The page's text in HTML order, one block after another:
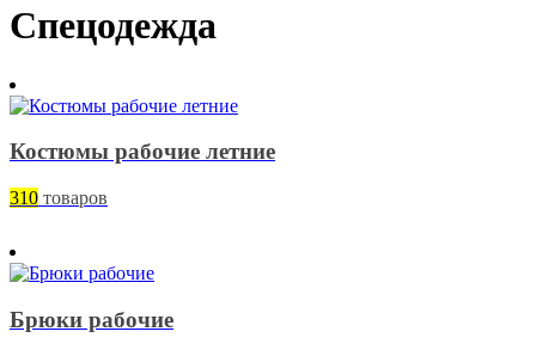
Спецодежда
Костюмы рабочие летние
310 товаров
Брюки рабочие